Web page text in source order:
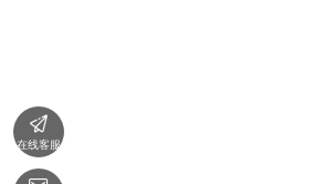

在线客服